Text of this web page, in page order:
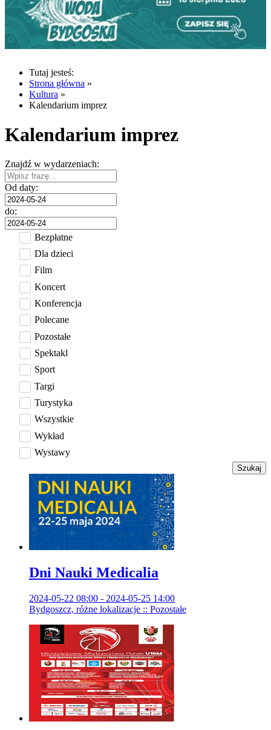
Tutaj jesteś:
Strona główna »
Kultura »
Kalendarium imprez
Kalendarium imprez
Znajdź w wydarzeniach:
Od daty:
do:
Bezpłatne
Dla dzieci
Film
Koncert
Konferencja
Polecane
Pozostałe
Spektakl
Sport
Targi
Turystyka
Wszystkie
Wykład
Wystawy
Szukaj
Dni Nauki Medicalia
2024-05-22 08:00 - 2024-05-25 14:00
Bydgoszcz, różne lokalizacje :: Pozostałe